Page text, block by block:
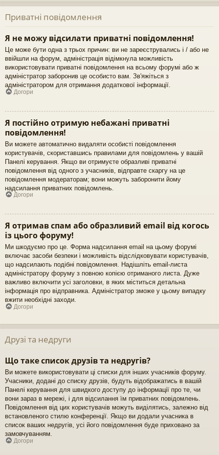
Приватні повідомлення
Я не можу відсилати приватні повідомлення!
Це може бути одна з трьох причин: ви не зареєструвались і / або не
ввійшли на форум, адміністрація відімкнула можливість
використовувати приватні повідомлення на всьому форумі або ж
адміністратор заборонив це особисто вам. Зв'яжіться з
адміністратором для отримання додаткової інформації.
Догори
Я постійно отримую небажані приватні
повідомлення!
Ви можете автоматично видаляти особисті повідомлення
користувачів, скориставшись правилами для повідомлень у вашій
Панелі керування. Якщо ви отримуєте образливі приватні
повідомлення від одного з учасників, відправте скаргу на це
повідомлення модераторам; вони можуть заборонити йому
надсилання приватних повідомлень.
Догори
Я отримав спам або образливий email від когось
із цього форуму!
Ми шкодуємо про це. Форма надсилання email на цьому форумі
включає засоби безпеки і можливість відслідковувати користувачів,
що надсилають подібні повідомлення. Надішліть email-листа
адміністратору форуму з повною копією отриманого листа. Дуже
важливо включити усі заголовки, в яких міститься детальна
інформація про відправника. Адміністратор зможе у цьому випадку
вжити необхідні заходи.
Догори
Друзі та недруги
Що таке список друзів та недругів?
Ви можете використовувати ці списки для інших учасників форуму.
Учасники, додані до списку друзів, будуть відображатись в вашій
Панелі керування для швидкого доступу до інформації про те, чи
вони зараз в мережі, і для відсилання їм приватних повідомлень.
Повідомлення від цих користувачів можуть виділятись, залежно від
встановленого стилю конференції. Якщо ви додали учасника в
список ваших недругів, усі його повідомлення буде приховано за
замовчуванням.
Догори